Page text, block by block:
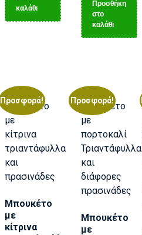
καλάθι
Προσθήκη
στο
καλάθι
Προσφορά!
Μπουκέτο
με
κίτρινα
Προσφορά!
Μπουκέτο
με